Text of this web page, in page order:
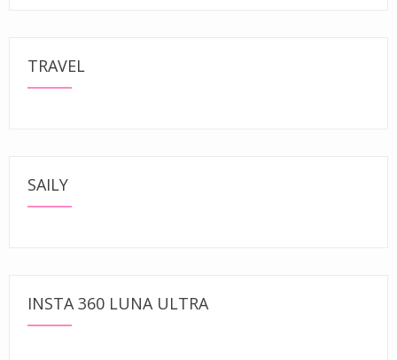
TRAVEL
SAILY
INSTA 360 LUNA ULTRA